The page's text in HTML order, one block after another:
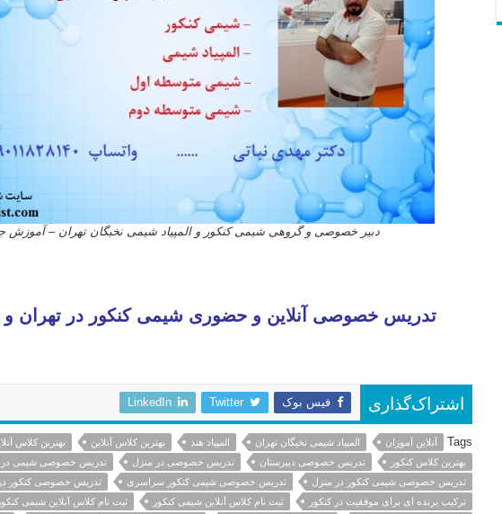
دبیر خصوصی و گروهی شیمی کنکور و المپیاد شیمی نخبگان تهران – آموزش
تدریس خصوصی آنلاین و حضوری شیمی کنکور در تهران و
اشتراک‌گذاری فیس بوک Twitter
LinkedIn
Tags آنلاین آموزان المپیاد شیمی نخبگان تهران المپیاد هند بهترین کلاس آنلاین
بهترین کلاس
بهترین کلاس کنکور
تدریس خصوصی دبیرستان تدریس خصوصی در منزل
تدریس خصوصی شیمی در
تدریس خصوصی شیمی کنکور در منزل
تدریس خصوصی شیمی کنکور سراسری
تدریس خصوصی کنکور
ترکیب برنده ای برای موفقیت در کنکور
ثبت نام کلاس آنلاین شیمی کنکور ثبت نام کلاس آنلاین شیمی کنکور